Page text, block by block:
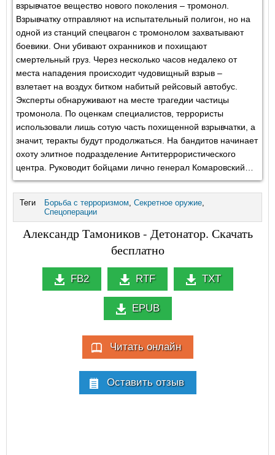
взрывчатое вещество нового поколения – тромонол.
Взрывчатку отправляют на испытательный полигон, но на
одной из станций спецвагон с тромонолом захватывают
боевики. Они убивают охранников и похищают
смертельный груз. Через несколько часов недалеко от
места нападения происходит чудовищный взрыв –
взлетает на воздух битком набитый рейсовый автобус.
Эксперты обнаруживают на месте трагедии частицы
тромонола. По оценкам специалистов, террористы
использовали лишь сотую часть похищенной взрывчатки, а
значит, теракты будут продолжаться. На бандитов начинает
охоту элитное подразделение Антитеррористического
центра. Руководит бойцами лично генерал Комаровский…
Теги Борьба с терроризмом, Секретное оружие,
Спецоперации
Александр Тамоников - Детонатор. Скачать
бесплатно
FB2 RTF TXT
EPUB
Читать онлайн
Оставить отзыв